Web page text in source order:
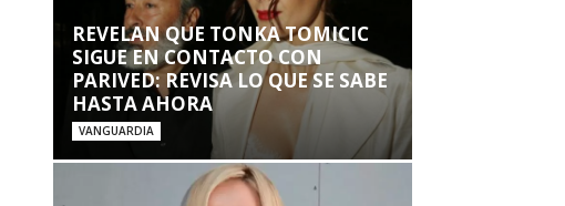
REVELAN QUE TONKA TOMICIC
SIGUE EN CONTACTO CON
PARIVED: REVISA LO QUE SE SABE
HASTA AHORA
VANGUARDIA